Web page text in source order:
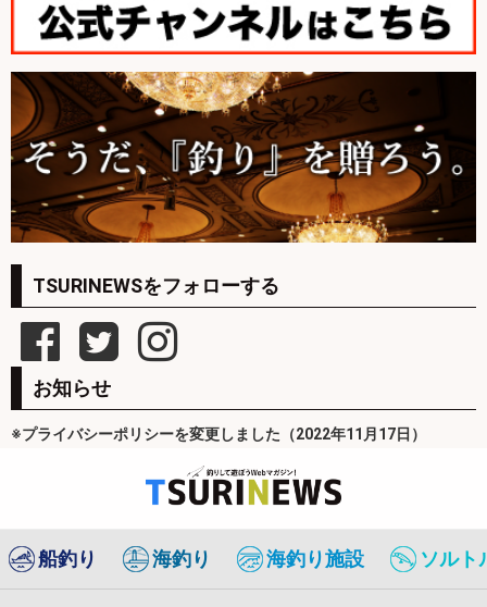
TSURINEWSをフォローする
お知らせ
※プライバシーポリシーを変更しました（2022年11月17日）
船釣り 海釣り 海釣り施設 ソルト